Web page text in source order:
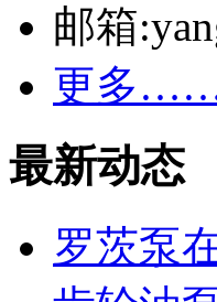
邮箱
更多
最新动态
罗茨泵